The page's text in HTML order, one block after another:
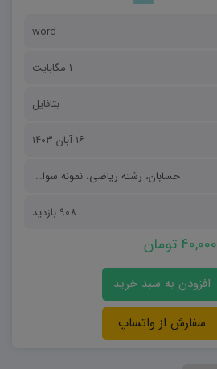
word
1 مگابایت
بتافایل
۱۶ آبان ۱۴۰۳
حسابان، رشته ریاضی، نمونه سوالات
908 بازدید
40,000 تومان
افزودن به سبد خرید
سفارش از واتساپ